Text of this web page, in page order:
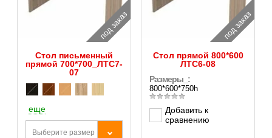
под заказ
Стол письменный
прямой 700*700_ЛТС7-
07
еще
Выберите размер
под заказ
Стол прямой 800*600
ЛТС6-08
Размеры_:
800*600*750h
Добавить к
сравнению